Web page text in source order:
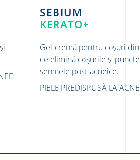
SEBIUM
KERATO+
Gel-cremă pentru coșuri
ce elimină coșurile și
semnele post-acneice.
PIELE PREDISPUSĂ LA